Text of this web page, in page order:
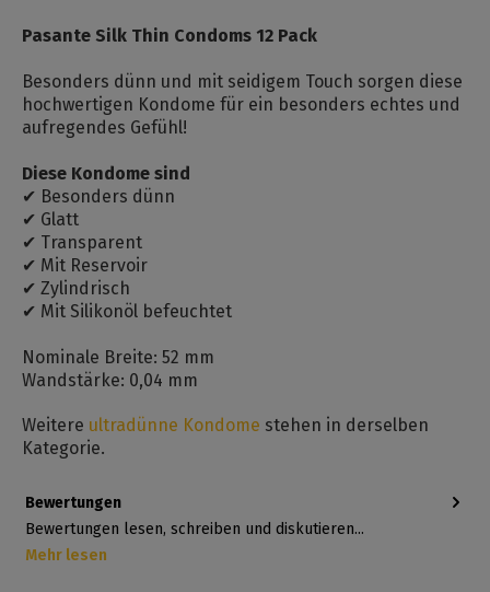
Pasante Silk Thin Condoms 12 Pack
Besonders dünn und mit seidigem Touch sorgen diese
hochwertigen Kondome für ein besonders echtes und
aufregendes Gefühl!
Diese Kondome sind
✔ Besonders dünn
✔ Glatt
✔ Transparent
✔ Mit Reservoir
✔ Zylindrisch
✔ Mit Silikonöl befeuchtet
Nominale Breite: 52 mm
Wandstärke: 0,04 mm
Weitere ultradünne Kondome stehen in derselben
Kategorie.
Bewertungen
Bewertungen lesen, schreiben und diskutieren...
Mehr lesen